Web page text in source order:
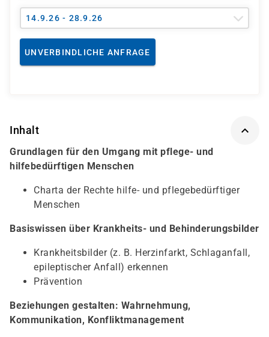
14.9.26 - 28.9.26
UNVERBINDLICHE ANFRAGE
Inhalt
Grundlagen für den Umgang mit pflege- und
hilfebedürftigen Menschen
Charta der Rechte hilfe- und pflegebedürftiger
Menschen
Basiswissen über Krankheits- und Behinderungsbilder
Krankheitsbilder (z. B. Herzinfarkt, Schlaganfall,
epileptischer Anfall) erkennen
Prävention
Beziehungen gestalten: Wahrnehmung,
Kommunikation, Konfliktmanagement